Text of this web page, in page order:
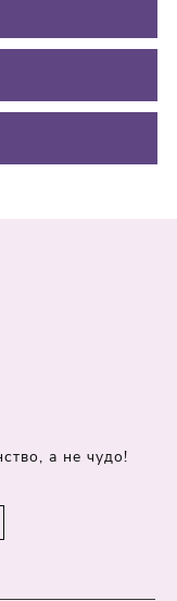
а не чудо!